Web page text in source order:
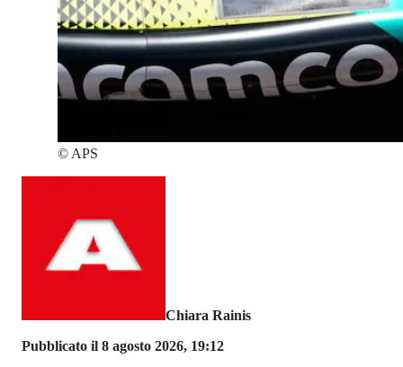
© APS
Chiara Rainis
Pubblicato il 8 agosto 2026, 19:12